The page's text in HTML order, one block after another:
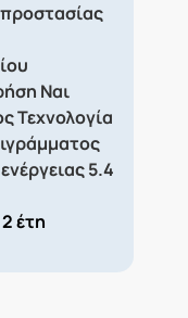
Ναι
Τεχνολογία
5.4
έτη